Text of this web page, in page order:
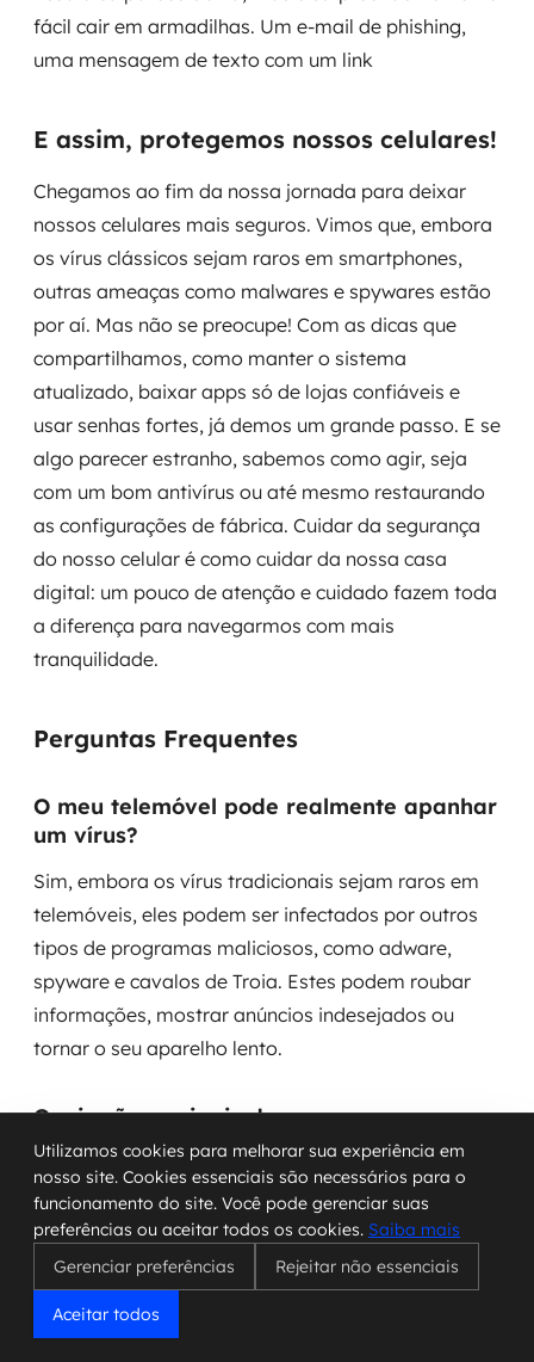
fácil cair em armadilhas. Um e-mail de phishing,
uma mensagem de texto com um link
E assim, protegemos nossos celulares!
Chegamos ao fim da nossa jornada para deixar
nossos celulares mais seguros. Vimos que, embora
os vírus clássicos sejam raros em smartphones,
outras ameaças como malwares e spywares estão
por aí. Mas não se preocupe! Com as dicas que
compartilhamos, como manter o sistema
atualizado, baixar apps só de lojas confiáveis e
usar senhas fortes, já demos um grande passo. E se
algo parecer estranho, sabemos como agir, seja
com um bom antivírus ou até mesmo restaurando
as configurações de fábrica. Cuidar da segurança
do nosso celular é como cuidar da nossa casa
digital: um pouco de atenção e cuidado fazem toda
a diferença para navegarmos com mais
tranquilidade.
Perguntas Frequentes
O meu telemóvel pode realmente apanhar
um vírus?
Sim, embora os vírus tradicionais sejam raros em
telemóveis, eles podem ser infectados por outros
tipos de programas maliciosos, como adware,
spyware e cavalos de Troia. Estes podem roubar
informações, mostrar anúncios indesejados ou
tornar o seu aparelho lento.
Quais são os sinais de que o meu
telemóvel está infectado?
Fique atento a sinais como lentidão repentina, pop-
ups constantes, consumo exagerado de bateria ou
dados móveis, e mensagens ou chamadas
estranhas. Estes podem indicar que algo não está
bem.
Utilizamos cookies para melhorar sua experiência em
nosso site. Cookies essenciais são necessários para o
funcionamento do site. Você pode gerenciar suas
preferências ou aceitar todos os cookies. Saiba mais
Gerenciar preferências
Rejeitar não essenciais
Aceitar todos